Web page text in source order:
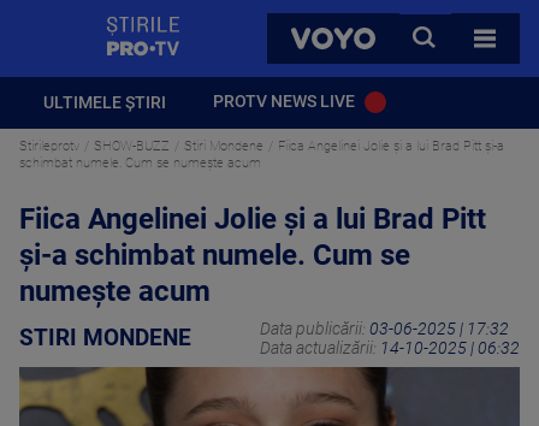
VOYO
CAUTA
TOATE
ULTIMELE ȘTIRI PROTV NEWS LIVE
Stirileprotv SHOW-BUZZ Stiri Mondene
Fiica Angelinei Jolie și a lui Brad Pitt și-a
schimbat numele. Cum se numește acum
Fiica Angelinei Jolie și a lui Brad Pitt
și-a schimbat numele. Cum se
numește acum
STIRI MONDENE Data publicării: 03-06-2025 | 17:32
Data actualizării: 14-10-2025 | 06:32